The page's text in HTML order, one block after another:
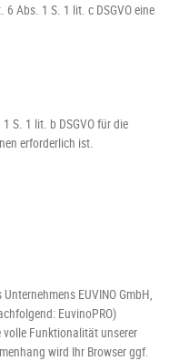
Abs. 1 S. 1 lit. c DSGVO eine
S. 1 lit. b DSGVO für die
erforderlich ist.
EUVINO GmbH,
EuvinoPRO)
volle Funktionalität unserer
wird Ihr Browser ggf.